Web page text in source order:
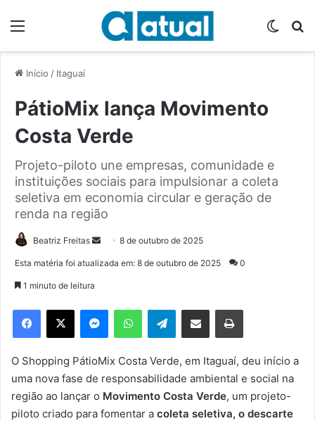
Início / Itaguaí
PátioMix lança Movimento
Costa Verde
Projeto-piloto une empresas, comunidade e
instituições sociais para impulsionar a coleta
seletiva em economia circular e geração de
renda na região
Beatriz Freitas
e
m
e
-
m
a
8 de outubro de 2025
Esta matéria foi atualizada em: 8 de outubro de 2025 0
1 minuto de leitura
Telegram
O Shopping PátioMix Costa Verde, em Itaguaí, deu início a
uma nova fase de responsabilidade ambiental e social na
região ao lançar o Movimento Costa Verde, um projeto-
piloto criado para fomentar a coleta seletiva, o descarte